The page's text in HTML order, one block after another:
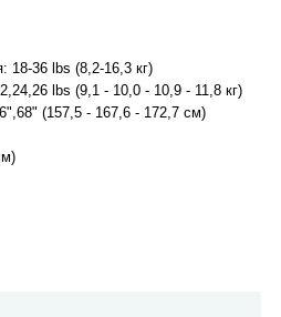
18-36 lbs (8,2-16,3 кг)
lbs (9,1 - 10,0 - 10,9 - 11,8 кг)
(157,5 - 167,6 - 172,7 см)